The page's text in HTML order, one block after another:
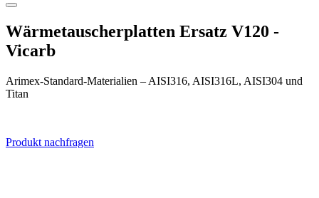
Wärmetauscherplatten Ersatz V120 -
Vicarb
Arimex-Standard-Materialien – AISI316, AISI316L, AISI304 und
Titan
Produkt nachfragen